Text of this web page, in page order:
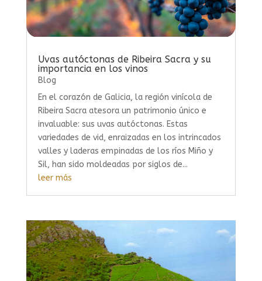
Uvas autóctonas de Ribeira Sacra y su
importancia en los vinos
Blog
En el corazón de Galicia, la región vinícola de
Ribeira Sacra atesora un patrimonio único e
invaluable: sus uvas autóctonas. Estas
variedades de vid, enraizadas en los intrincados
valles y laderas empinadas de los ríos Miño y
Sil, han sido moldeadas por siglos de...
leer más